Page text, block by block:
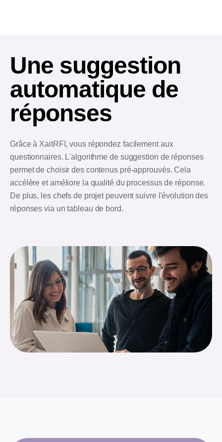
Une suggestion
automatique de
réponses
Grâce à XaitRFI, vous répondez facilement aux
questionnaires. L'algorithme de suggestion de réponses
permet de choisir des contenus pré-approuvés. Cela
accélère et améliore la qualité du processus de réponse.
De plus, les chefs de projet peuvent suivre l'évolution des
réponses via un tableau de bord.